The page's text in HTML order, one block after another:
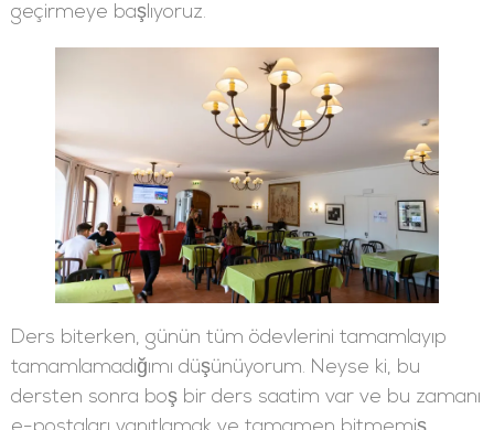
geçirmeye başlıyoruz.
Ders biterken, günün tüm ödevlerini tamamlayıp
tamamlamadığımı düşünüyorum. Neyse ki, bu
dersten sonra boş bir ders saatim var ve bu zamanı